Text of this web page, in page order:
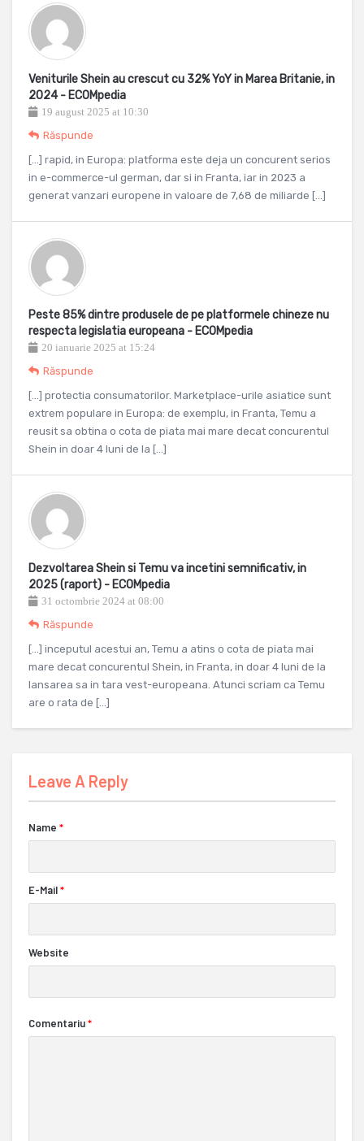
Veniturile Shein au crescut cu 32% YoY in Marea Britanie, in
2024 - ECOMpedia
19 august 2025 at 10:30
Răspunde
[…] rapid, in Europa: platforma este deja un concurent serios
in e-commerce-ul german, dar si in Franta, iar in 2023 a
generat vanzari europene in valoare de 7,68 de miliarde […]
Peste 85% dintre produsele de pe platformele chineze nu
respecta legislatia europeana - ECOMpedia
20 ianuarie 2025 at 15:24
Răspunde
[…] protectia consumatorilor. Marketplace-urile asiatice sunt
extrem populare in Europa: de exemplu, in Franta, Temu a
reusit sa obtina o cota de piata mai mare decat concurentul
Shein in doar 4 luni de la […]
Dezvoltarea Shein si Temu va incetini semnificativ, in
2025 (raport) - ECOMpedia
31 octombrie 2024 at 08:00
Răspunde
[…] inceputul acestui an, Temu a atins o cota de piata mai
mare decat concurentul Shein, in Franta, in doar 4 luni de la
lansarea sa in tara vest-europeana. Atunci scriam ca Temu
are o rata de […]
Leave A Reply
Name *
E-Mail*
Website
Comentariu*